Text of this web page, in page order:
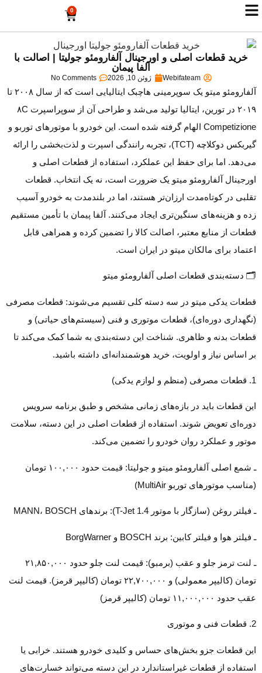
0
خرید قطعات اصلی و اورجینال آلفارومئو جولیتا | اصالت با
آلفا پیمان
Webifateam ژوئن 10, 2026 No Comments
آلفارومئو میتو یک سوپرمینی هاچبک ایتالیایی است که از سال ۲۰۰۸ تا
۲۰۱۹ در تورین، ایتالیا تولید می‌شد و طراحی آن از سوپراسپرت ۸C
Competizione الهام گرفته شده است. این خودرو با موتورهای توربو و
گیربکس دوکلاچه (TCT)، تجربه رانندگی اسپرت و لذت‌بخشی را ارائه
می‌دهد. اما برای حفظ این عملکرد، استفاده از قطعات اصلی و
اورجینال آلفارومئو میتو یک ضرورت است، نه یک انتخاب. قطعات
تقلبی در کوتاه‌مدت ارزان‌تر هستند، اما در بلندمدت به خودرو آسیب
زده و هزینه‌های سنگین‌تری ایجاد می‌کنند. آلفا پیمان با تأمین مستقیم
قطعات از منابع معتبر، اصالت کالا را تضمین کرده و همراهی قابل
اعتماد برای مالکان میتو در ایران است.
🗂️ دسته‌بندی قطعات اصلی آلفارومئو میتو
قطعات یدکی میتو در سه دسته کلی تقسیم می‌شوند: قطعات مصرفی
(نگهداری دوره‌ای)، قطعات موتوری و فنی (سیستم‌های حیاتی) و
قطعات بدنه و ظاهری. شناخت این دسته‌بندی به شما کمک می‌کند تا
بر اساس نیاز و اولویت، خرید هوشمندانه‌ای داشته باشید.
1. قطعات مصرفی (منظم و لوازم یدکی)
این قطعات باید در بازه‌های زمانی مشخص و طبق برنامه سرویس
دوره‌ای تعویض شوند. استفاده از قطعات اصلی در این دسته، سلامت
موتور و عملکرد روان خودرو را تضمین می‌کند.
ـ شمع اصلی آلفارومئو میتو و جولیتا: قیمت حدود ۱۰۰,۰۰۰ تومان
(مناسب موتورهای توربو MultiAir)
ـ فیلتر روغن (سازگار با موتور 1.4 T-Jet): برندهای MANN، BOSCH
ـ فیلتر هوا و فیلتر کابین: برند BOSCH و BorgWarner
ـ لنت ترمز جلو و عقب (برمبو): قیمت لنت جلو حدود ۲۱,۸۵۰,۰۰۰
تومان (کالیپر معمولی) و ۲۲,۷۰۰,۰۰۰ تومان (کالیپر قرمز). قیمت لنت
عقب حدود ۱۱,۰۰۰,۰۰۰ تومان (کالیپر قرمز)
2. قطعات فنی و موتوری
این قطعات جزو بخش‌های حساس و کلیدی خودرو هستند. خرابی یا
استفاده از قطعات غیراستاندارد در این دسته می‌تواند خسارت‌های